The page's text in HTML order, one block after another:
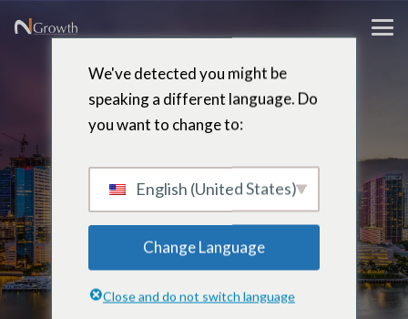
Camilo
Téllez
Contralor asociado – Miami,
Florida
We've detected you might be
speaking a different language. Do
you want to change to:
English (United States)
Change Language
Close and do not switch language